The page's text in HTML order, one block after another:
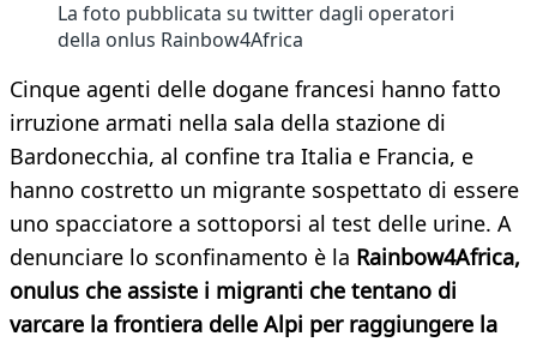
La foto pubblicata su twitter dagli operatori
della onlus Rainbow4Africa
Cinque agenti delle dogane francesi hanno fatto
irruzione armati nella sala della stazione di
Bardonecchia, al confine tra Italia e Francia, e
hanno costretto un migrante sospettato di essere
uno spacciatore a sottoporsi al test delle urine. A
denunciare lo sconfinamento è la Rainbow4Africa,
onulus che assiste i migranti che tentano di
varcare la frontiera delle Alpi per raggiungere la